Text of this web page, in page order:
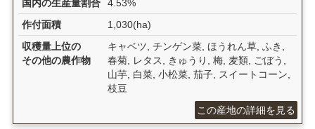
国内の生産量割合
4.53%
作付面積
1,030(ha)
収穫量上位の
その他の農作物
キャベツ, チンゲン菜, ほうれん草, ふき,
春菊, レタス, きゅうり, 梅, 麦類, ごぼう,
山芋, 白菜, 小松菜, 茄子, スイートコーン,
枝豆
この産地の詳細を見る